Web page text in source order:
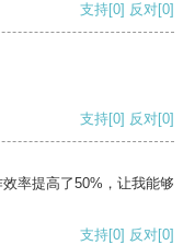
支持[0] 反对[0]
支持[0] 反对[0]
率提高了50%，让我能够
支持[0] 反对[0]